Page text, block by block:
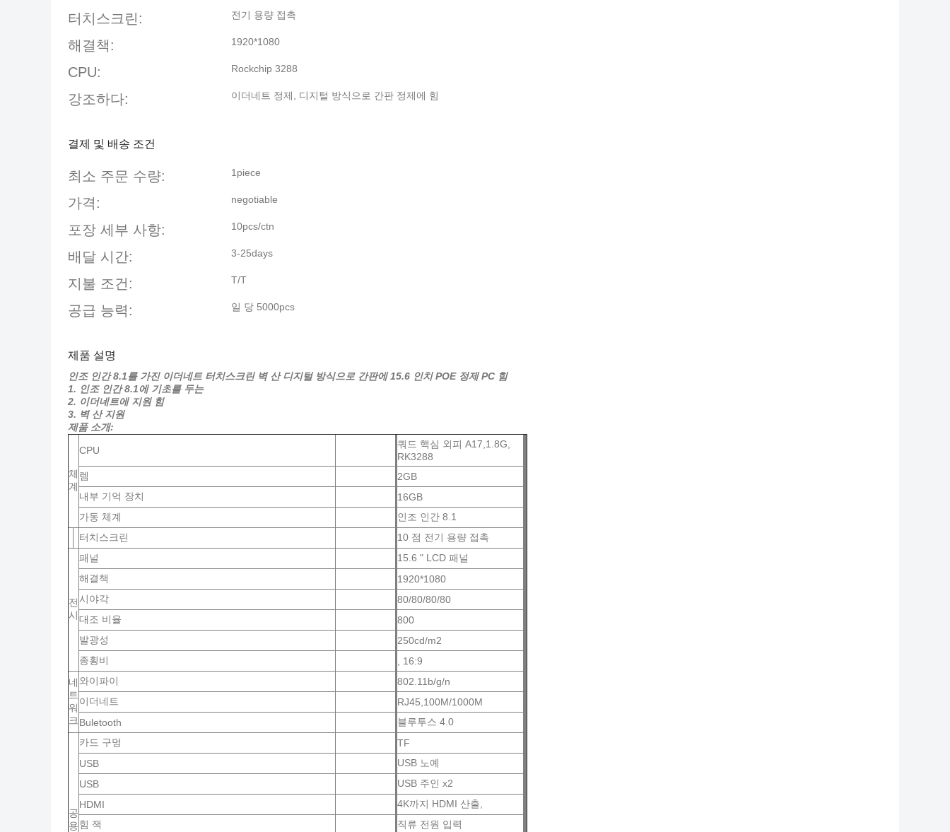
터치스크린: 전기 용량 접촉
해결책: 1920*1080
CPU: Rockchip 3288
강조하다: 이더네트 정제 디지털 방식으로 간판 정제에 힘
결제 및 배송 조건
최소 주문 수량: 1piece
가격: negotiable
포장 세부 사항: 10pcs/ctn
배달 시간: 3-25days
지불 조건: T/T
공급 능력: 일 당 5000pcs
제품 설명
인조 인간 8.1를 가진 이더네트 터치스크린 벽 산 디지털 방식으로 간판에 15.6 인치 POE 정제 PC 힘
1. 인조 인간 8.1에 기초를 두는
2. 이더네트에 지원 힘
3. 벽 산 지원
제품 소개:
체
계
CPU
쿼드 핵심 외피 A17,1.8G,
RK3288
렘
2GB
내부 기억 장치
16GB
가동 체계
인조 인간 8.1
터치스크린
10 점 전기 용량 접촉
전
시
패널
15.6 " LCD 패널
해결책
1920*1080
시야각
80/80/80/80
대조 비율
800
발광성
250cd/m2
종횡비
, 16:9
네
트
워
크
와이파이
802.11b/g/n
이더네트
RJ45,100M/1000M
Buletooth
블루투스 4.0
공
용
카드 구멍
TF
USB
USB 노예
USB
USB 주인 x2
HDMI
4K까지 HDMI 산출,
힘 잭
직류 전원 입력